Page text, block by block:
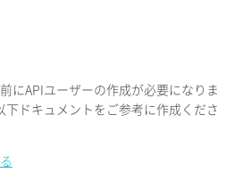
にAPIユーザーの作成が必要になりま
下ドキュメントをご参考に作成くださ